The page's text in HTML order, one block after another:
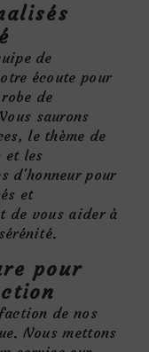
de
écoute pour
de
saurons
le thème de
et les
d'honneur pour
et
de vous aider à
pour
de nos
Nous mettons